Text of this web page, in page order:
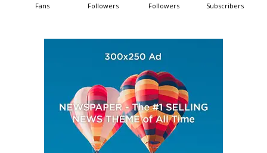
Fans Followers Followers Subscribers